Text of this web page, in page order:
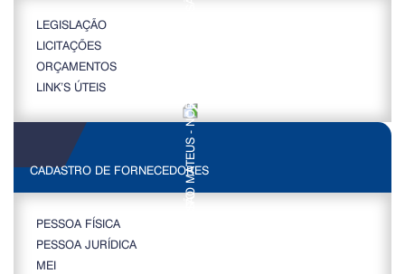
LEGISLAÇÃO
LICITAÇÕES
ORÇAMENTOS
LINK’S ÚTEIS
CADASTRO DE FORNECEDORES
PESSOA FÍSICA
PESSOA JURÍDICA
MEI